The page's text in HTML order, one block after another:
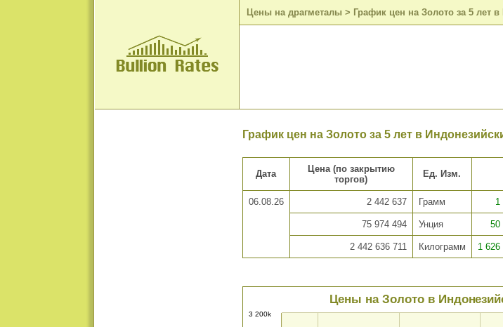
Цены на драгметалы > График цен на Золото за 5 лет
График цен на Золото за 5 лет в
Дата
Цена (по закрытию
торгов)
Ед. Изм.
06.08.26 2 442 637 Грамм 1
75 974 494
Унция 50
2 442 636 711 Килограмм 1 626
Цены на Золото в
3 200k